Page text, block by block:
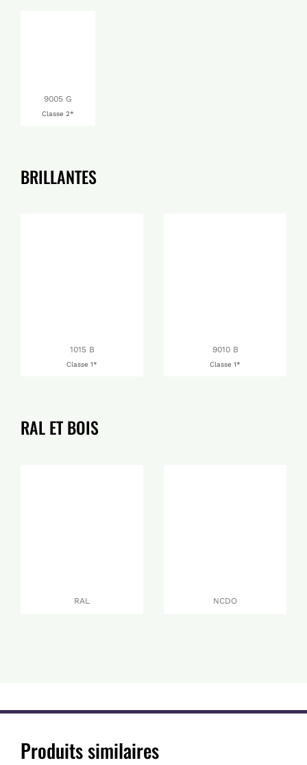
9005 G
Classe 2*
BRILLANTES
1015 B
Classe 1*
9010 B
Classe 1*
RAL ET BOIS
RAL NCDO
Produits similaires